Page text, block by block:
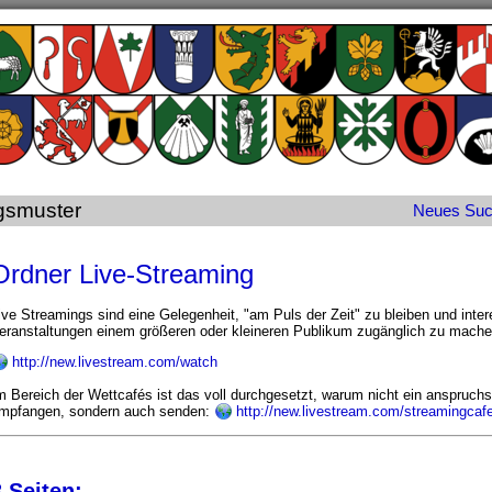
Neues
Live-Streaming
Streamings sind eine Gelegenheit, "am Puls der Zeit" zu bleiben und
einem größeren oder kleineren Publikum zugänglich zu
http://new.livestream.com/watch
Bereich der Wettcafés ist das voll durchgesetzt, warum nicht ein
sondern auch senden:
http://new.livestream.com/